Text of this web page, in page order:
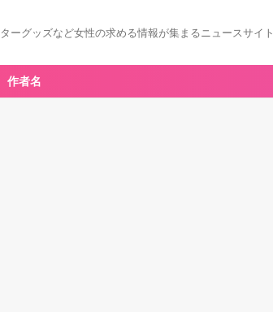
ーグッズなど女性の求める情報が集まるニュースサイト
作者名